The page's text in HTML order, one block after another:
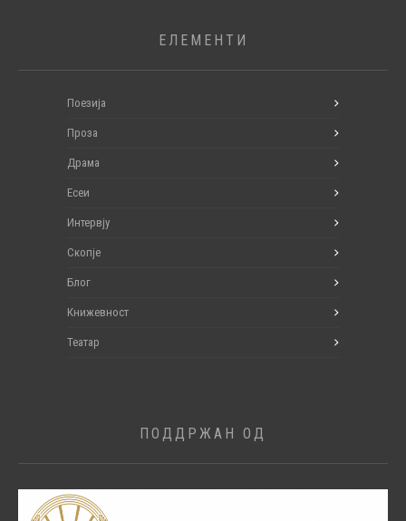
ЕЛЕМЕНТИ
Поезија
Проза
Драма
Есеи
Интервју
Скопје
Блог
Книжевност
Театар
ПОДДРЖАН ОД